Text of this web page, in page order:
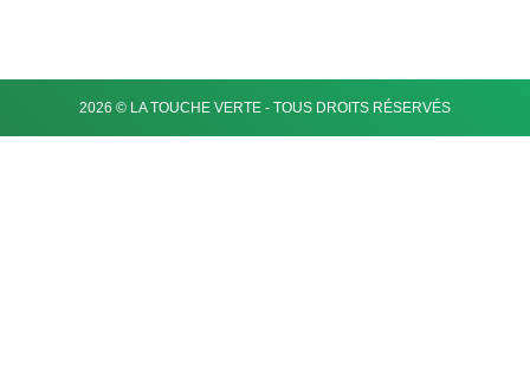
2026 © LA TOUCHE VERTE - TOUS DROITS RÉSERVÉS